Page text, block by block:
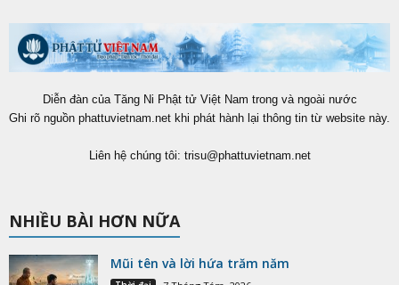
Diễn đàn của Tăng Ni Phật tử Việt Nam trong và ngoài nước
Ghi rõ nguồn phattuvietnam.net khi phát hành lại thông tin từ website này.
Liên hệ chúng tôi: trisu@phattuvietnam.net
NHIỀU BÀI HƠN NỮA
Mũi tên và lời hứa trăm năm